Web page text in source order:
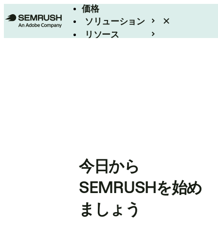
価格
ソリューション
リソース
今日から
SEMRUSHを始め
ましょう